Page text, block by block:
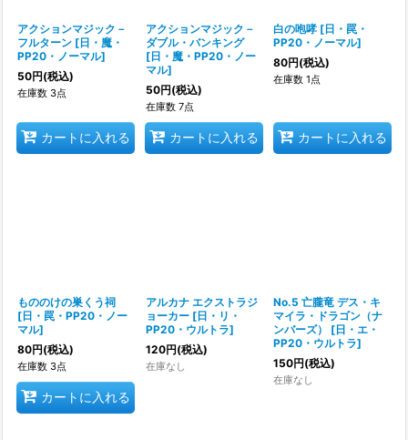
アクションマジック－
フルターン [日・魔・
PP20・ノーマル]
50円(税込)
在庫数 3点
カートに入れる
アクションマジック－
ダブル・バンキング
[日・魔・PP20・ノー
マル]
50円(税込)
在庫数 7点
カートに入れる
白の咆哮 [日・罠・
PP20・ノーマル]
80円(税込)
在庫数 1点
カートに入れる
もののけの巣くう祠
[日・罠・PP20・ノー
マル]
80円(税込)
在庫数 3点
カートに入れる
アルカナ エクストラジ
ョーカー [日・リ・
PP20・ウルトラ]
120円(税込)
在庫なし
No.5 亡朧竜 デス・キ
マイラ・ドラゴン（ナ
ンバーズ）
[日・エ・
PP20・ウルトラ]
150円(税込)
在庫なし